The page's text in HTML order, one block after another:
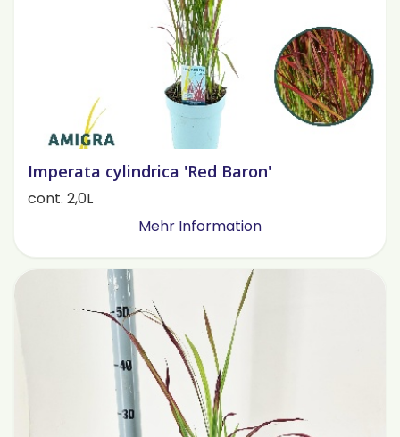
Imperata cylindrica 'Red Baron'
cont. 2,0L
Mehr Information